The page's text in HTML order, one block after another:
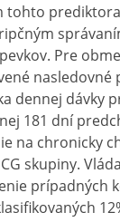
tohto
Pre
dennej
181 dní
na chronicky
skupiny.
prípadných